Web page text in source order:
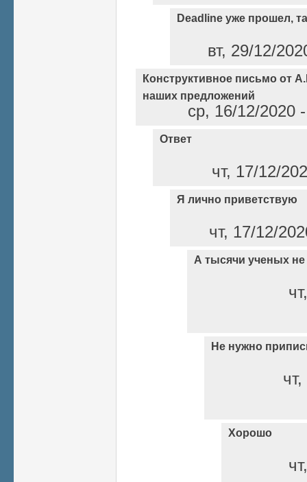
Deadline уже прошел,
вт, 29/12/
Конструктивное письмо от
наших предложений
ср, 16/12/2020
Ответ
чт, 17/12/
Я лично приветствую
чт, 17/12/
А тысячи ученых
Не нужно
Хорошо